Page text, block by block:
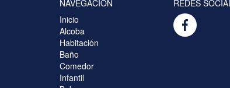
NAVEGACIÓN
Inicio
Alcoba
Habitación
Baño
Comedor
Infantil
REDES